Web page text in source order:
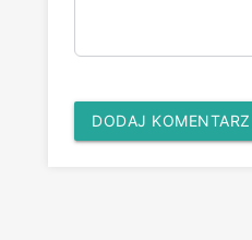
DODAJ KOMENTARZ